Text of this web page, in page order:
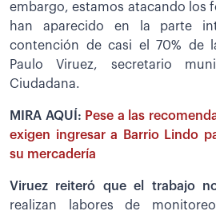
embargo, estamos atacando los
han aparecido en la parte
contención de casi el 70% de
Paulo Viruez, secretario
Ciudadana.
MIRA AQUÍ: Pese a las
exigen ingresar a Barrio Lindo
su mercadería
Viruez reiteró que el trabajo
realizan labores de